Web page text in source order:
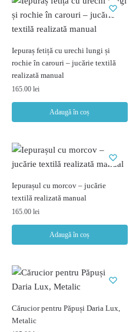
Iepuraș fetiță cu urechi lungi și
rochie în carouri – jucărie textilă
realizată manual
165.00 lei
Adaugă în coș
Iepurașul cu morcov – jucărie
textilă realizată manual
165.00 lei
Adaugă în coș
Cărucior pentru Păpuși Daria Lux,
Metalic